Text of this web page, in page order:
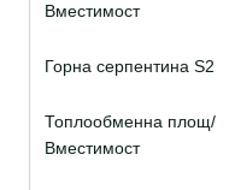
Вместимост
Горна серпентина S2
Топлообменна площ/
Вместимост